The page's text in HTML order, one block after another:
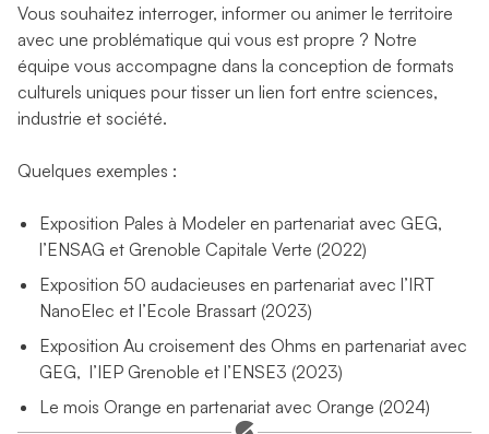
Vous souhaitez interroger, informer ou animer le territoire
avec une problématique qui vous est propre ? Notre
équipe vous accompagne dans la conception de formats
culturels uniques pour tisser un lien fort entre sciences,
industrie et société.
Quelques exemples :
Exposition Pales à Modeler en partenariat avec GEG,
l’ENSAG et Grenoble Capitale Verte (2022)
Exposition 50 audacieuses en partenariat avec l’IRT
NanoElec et l’Ecole Brassart (2023)
Exposition Au croisement des Ohms en partenariat avec
GEG, l’IEP Grenoble et l’ENSE3 (2023)
Le mois Orange en partenariat avec Orange (2024)